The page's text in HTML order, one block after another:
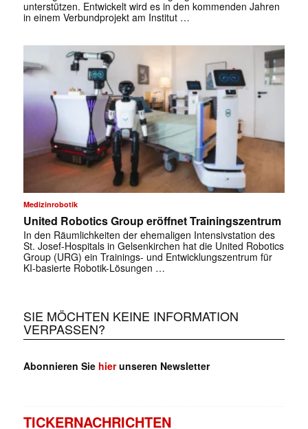
unterstützen. Entwickelt wird es in den kommenden Jahren
in einem Verbundprojekt am Institut …
Medizinrobotik
United Robotics Group eröffnet Trainingszentrum
In den Räumlichkeiten der ehemaligen Intensivstation des
St. Josef-Hospitals in Gelsenkirchen hat die United Robotics
Group (URG) ein Trainings- und Entwicklungszentrum für
KI-basierte Robotik-Lösungen …
SIE MÖCHTEN KEINE INFORMATION
VERPASSEN?
Abonnieren Sie hierunseren Newsletter
TICKERNACHRICHTEN